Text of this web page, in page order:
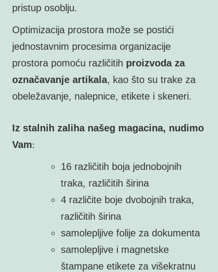
pristup osoblju.
Optimizacija prostora može se postići
jednostavnim procesima organizacije
prostora pomoću različitih proizvoda za
označavanje artikala, kao što su trake za
obeležavanje, nalepnice, etikete i skeneri.
Iz stalnih zaliha našeg magacina, nudimo
Vam:
16 različitih boja jednobojnih
traka, različitih širina
4 različite boje dvobojnih traka,
različitih širina
samolepljive folije za dokumenta
samolepljive i magnetske
štampane etikete za višekratnu